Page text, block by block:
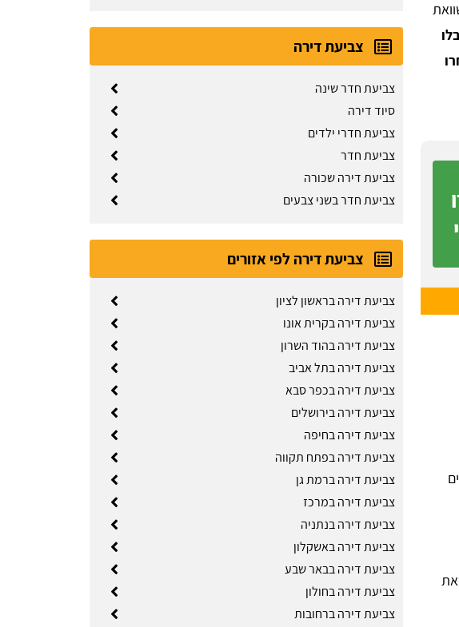
את
צביעת דירה
צביעת חדר שינה
סיוד דירה
צביעת חדרי ילדים
צביעת חדר
צביעת דירה שכורה
צביעת חדר בשני צבעים
צביעת דירה לפי אזורים
צביעת דירה בראשון לציון
צביעת דירה בקרית אונו
צביעת דירה בהוד השרון
צביעת דירה בתל אביב
צביעת דירה בכפר סבא
צביעת דירה בירושלים
צביעת דירה בחיפה
צביעת דירה בפתח תקווה
צביעת דירה ברמת גן
צביעת דירה במרכז
צביעת דירה בנתניה
צביעת דירה באשקלון
צביעת דירה בבאר שבע
צביעת דירה בחולון
צביעת דירה ברחובות